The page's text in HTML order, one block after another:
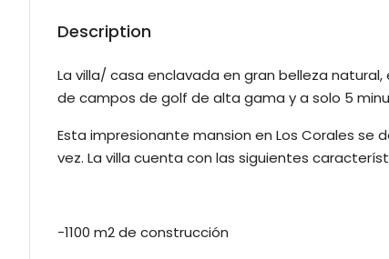
Description
La villa/ casa enclavada en gran belleza
de campos de golf de alta gama y a solo 5
Esta impresionante mansion en Los Corales
vez. La villa cuenta con las siguientes
-1100 m2 de construcción